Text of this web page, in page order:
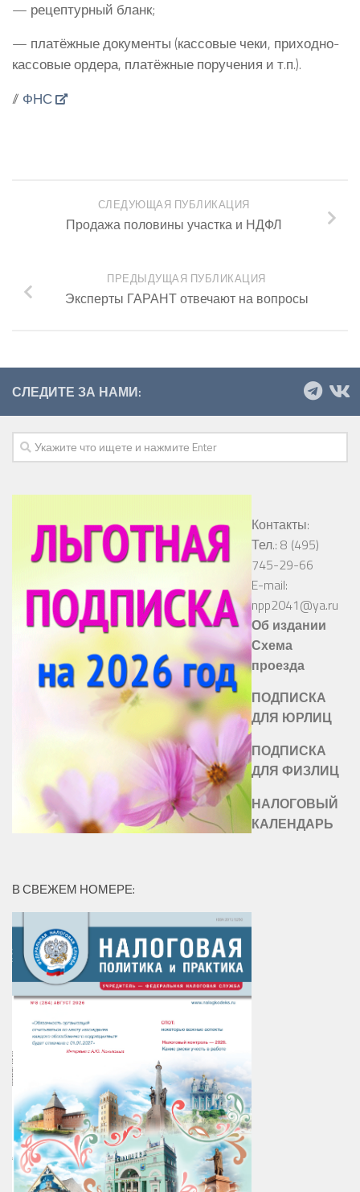
— рецептурный бланк;
— платёжные документы (кассовые чеки, приходно-
кассовые ордера, платёжные поручения и т.п.).
// ФНС
СЛЕДУЮЩАЯ ПУБЛИКАЦИЯ
Продажа половины участка и НДФЛ
ПРЕДЫДУЩАЯ ПУБЛИКАЦИЯ
Эксперты ГАРАНТ отвечают на вопросы
СЛЕДИТЕ ЗА НАМИ:
Контакты:
Тел.: 8 (495)
745-29-66
E-mail:
npp2041@ya.ru
Об издании
Схема
проезда
ПОДПИСКА
ДЛЯ ЮРЛИЦ
ПОДПИСКА
ДЛЯ ФИЗЛИЦ
НАЛОГОВЫЙ
КАЛЕНДАРЬ
В СВЕЖЕМ НОМЕРЕ: